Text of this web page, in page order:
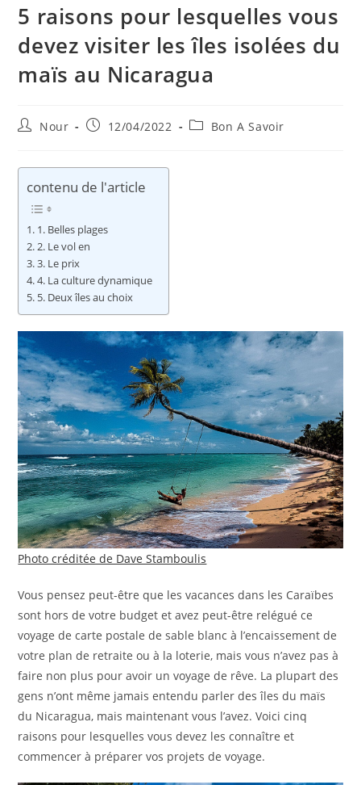
5 raisons pour lesquelles vous
devez visiter les îles isolées du
maïs au Nicaragua
Auteur/autrice
publication :
Nour
Publication
12/04/2022
PostBon A Savoir
contenu de l'article
1. Belles plages
2. Le vol en
3. Le prix
4. La culture dynamique
5. Deux îles au choix
Photo créditée de Dave Stamboulis
Vous pensez peut-être que les vacances dans les Caraïbes
sont hors de votre budget et avez peut-être relégué ce
voyage de carte postale de sable blanc à l’encaissement de
votre plan de retraite ou à la loterie, mais vous n’avez pas à
faire non plus pour avoir un voyage de rêve. La plupart des
gens n’ont même jamais entendu parler des îles du maïs
du Nicaragua, mais maintenant vous l’avez. Voici cinq
raisons pour lesquelles vous devez les connaître et
commencer à préparer vos projets de voyage.